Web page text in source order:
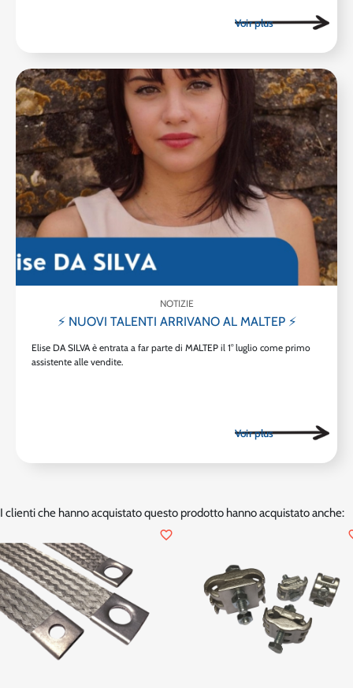
NOTIZIE
⚡ NUOVI TALENTI ARRIVANO AL MALTEP ⚡
Elise DA SILVA è entrata a far parte di MALTEP il 1° luglio come primo
assistente alle vendite.
I clienti che hanno acquistato questo prodotto hanno acquistato anche:
favorite_border